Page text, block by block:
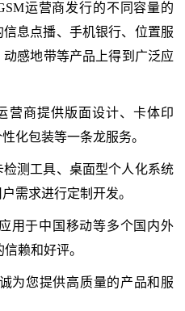
运营商发行的不同容量的
息点播、手机银行、位置服
感地带等产品上得到广泛应
营商提供版面设计、卡体印
化包装等一条龙服务。
测工具、桌面型个人化系统
需求进行定制开发。
用于中国移动等多个国内外
赖和好评。
为您提供高质量的产品和服